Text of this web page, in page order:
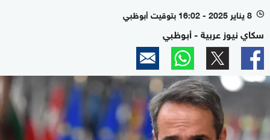
l 8 يناير 2025 - 16:02 بتوقيت أبوظبي
سكاي نيوز عربية - أبوظبي